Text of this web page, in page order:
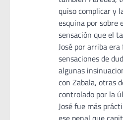
quiso complicar y
esquina por sobre
sensación que el
José por arriba
sensaciones de
algunas
con Zabala, otras
controlado por la
José fue más